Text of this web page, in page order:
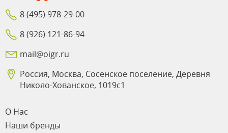
8 (495) 978-29-00
8 (926) 121-86-94
mail@oigr.ru
Россия, Москва, Сосенское поселение, Деревня
Николо-Хованское, 1019с1
О Нас
Наши бренды